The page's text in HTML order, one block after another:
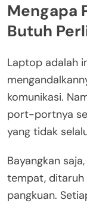
Mengapa
Butuh
Laptop adalah
komunikasi.
port-portnya
yang tidak
Bayangkan
tempat, ditaruh
pangkuan.